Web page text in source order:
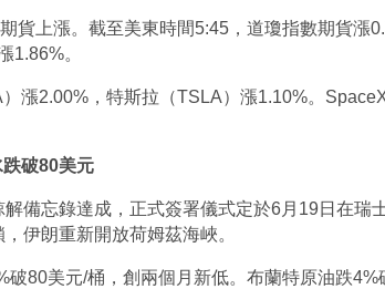
貨上漲。截至美東時間5:45，道瓊指數期貨漲
1.86%。
漲2.00%，特斯拉（TSLA）漲1.10%。
破80美元
備忘錄達成，正式簽署儀式定於6月19日在瑞
伊朗重新開放荷姆茲海峽。
破80美元/桶，創兩個月新低。布蘭特原油跌4%